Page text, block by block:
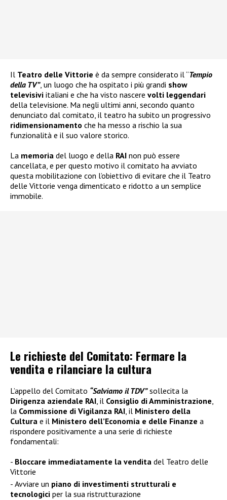
Il Teatro delle Vittorie è da sempre considerato il “Tempio
della TV”, un luogo che ha ospitato i più grandi show
televisivi italiani e che ha visto nascere volti leggendari
della televisione. Ma negli ultimi anni, secondo quanto
denunciato dal comitato, il teatro ha subito un progressivo
ridimensionamento che ha messo a rischio la sua
funzionalità e il suo valore storico.
La memoria del luogo e della RAI non può essere
cancellata, e per questo motivo il comitato ha avviato
questa mobilitazione con l’obiettivo di evitare che il Teatro
delle Vittorie venga dimenticato e ridotto a un semplice
immobile.
Le richieste del Comitato: Fermare la
vendita e rilanciare la cultura
L’appello del Comitato “Salviamo il TDV”sollecita la
Dirigenza aziendale RAI , il Consiglio di Amministrazione
la Commissione di Vigilanza RAI , il Ministero della
Cultura e il Ministero dell’Economia e delle Finanze a
rispondere positivamente a una serie di richieste
fondamentali:
Bloccare immediatamente la vendita del Teatro delle
Vittorie
Avviare un piano di investimenti strutturali e
tecnologici per la sua ristrutturazione